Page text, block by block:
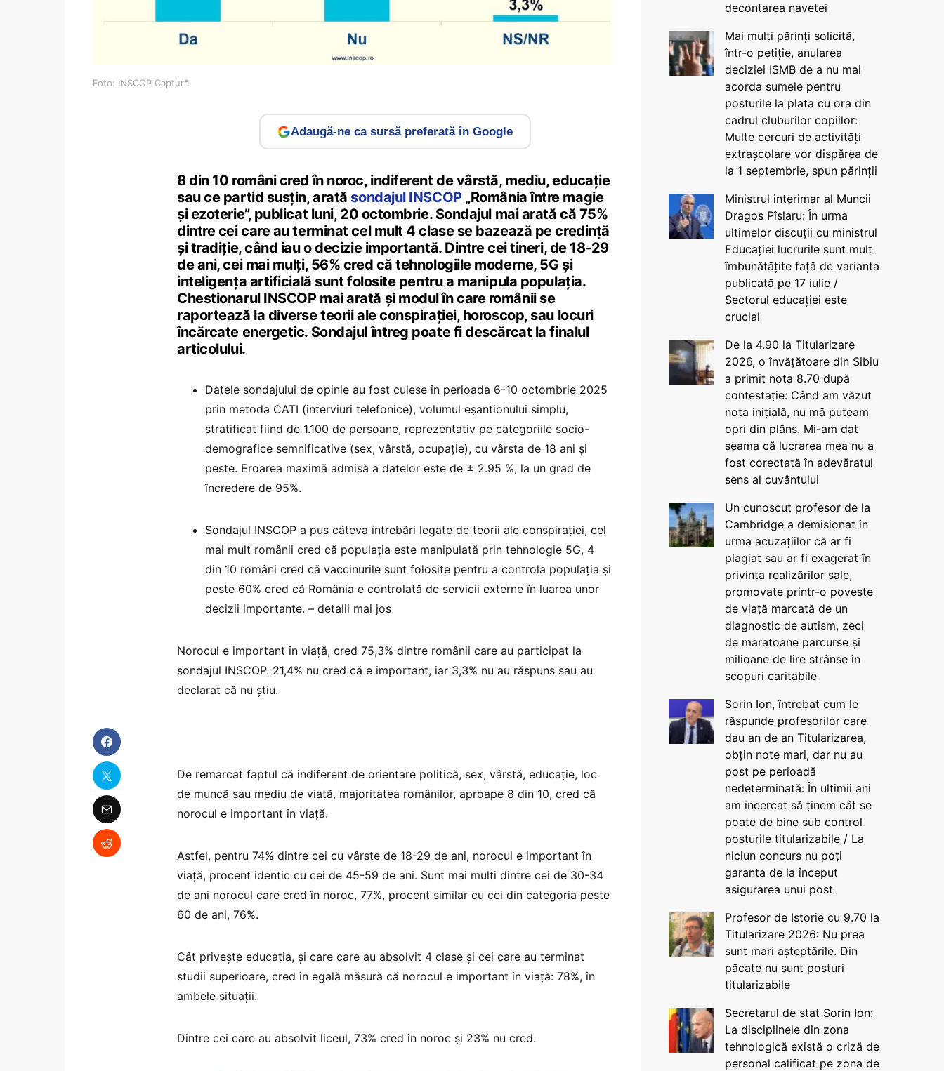
Foto: INSCOP Captură
Adaugă-ne ca sursă preferată în Google
8 din 10 români cred în noroc, indiferent de vârstă, mediu, educație
sau ce partid susțin, arată sondajul INSCOP„România între magie
și ezoterie”, publicat luni, 20 octombrie. Sondajul mai arată că 75%
dintre cei care au terminat cel mult 4 clase se bazează pe credință
și tradiție, când iau o decizie importantă. Dintre cei tineri, de 18-29
de ani, cei mai mulți, 56% cred că tehnologiile moderne, 5G și
inteligența artificială sunt folosite pentru a manipula populația.
Chestionarul INSCOP mai arată și modul în care românii se
raportează la diverse teorii ale conspirației, horoscop, sau locuri
încărcate energetic. Sondajul întreg poate fi descărcat la finalul
articolului.
Datele sondajului de opinie au fost culese în perioada 6-10 octombrie 2025
prin metoda CATI (interviuri telefonice), volumul eșantionului simplu,
stratificat fiind de 1.100 de persoane, reprezentativ pe categoriile socio-
demografice semnificative (sex, vârstă, ocupație), cu vârsta de 18 ani și
peste. Eroarea maximă admisă a datelor este de ± 2.95 %, la un grad de
încredere de 95%.
Sondajul INSCOP a pus câteva întrebări legate de teorii ale conspirației, cel
mai mult românii cred că populația este manipulată prin tehnologie 5G, 4
din 10 români cred că vaccinurile sunt folosite pentru a controla populația și
peste 60% cred că România e controlată de servicii externe în luarea unor
decizii importante. – detalii mai jos
Norocul e important în viață, cred 75,3% dintre românii care au participat la
sondajul INSCOP. 21,4% nu cred că e important, iar 3,3% nu au răspuns sau au
declarat că nu știu.
De remarcat faptul că indiferent de orientare politică, sex, vârstă, educație, loc
de muncă sau mediu de viață, majoritatea românilor, aproape 8 din 10, cred că
norocul e important în viață.
Astfel, pentru 74% dintre cei cu vârste de 18-29 de ani, norocul e important în
viață, procent identic cu cei de 45-59 de ani. Sunt mai multi dintre cei de 30-34
de ani norocul care cred în noroc, 77%, procent similar cu cei din categoria peste
60 de ani, 76%.
Cât privește educația, și care care au absolvit 4 clase și cei care au terminat
studii superioare, cred în egală măsură că norocul e important în viață: 78%, în
ambele situații.
Dintre cei care au absolvit liceul, 73% cred în noroc și 23% nu cred.
decontarea navetei
Mai mulți părinți solicită,
într-o petiție, anularea
deciziei ISMB de a nu mai
acorda sumele pentru
posturile la plata cu ora din
cadrul cluburilor copiilor:
Multe cercuri de activități
extrașcolare vor dispărea de
la 1 septembrie, spun părinții
Ministrul interimar al Muncii
Dragos Pîslaru: În urma
ultimelor discuții cu ministrul
Educației lucrurile sunt mult
îmbunătățite față de varianta
publicată pe 17 iulie /
Sectorul educației este
crucial
De la 4.90 la Titularizare
2026, o învățătoare din Sibiu
a primit nota 8.70 după
contestație: Când am văzut
nota inițială, nu mă puteam
opri din plâns. Mi-am dat
seama că lucrarea mea nu a
fost corectată în adevăratul
sens al cuvântului
Un cunoscut profesor de la
Cambridge a demisionat în
urma acuzațiilor că ar fi
plagiat sau ar fi exagerat în
privința realizărilor sale,
promovate printr-o poveste
de viață marcată de un
diagnostic de autism, zeci
de maratoane parcurse și
milioane de lire strânse în
scopuri caritabile
Sorin Ion, întrebat cum le
răspunde profesorilor care
dau an de an Titularizarea,
obțin note mari, dar nu au
post pe perioadă
nedeterminată: În ultimii ani
am încercat să ținem cât se
poate de bine sub control
posturile titularizabile / La
niciun concurs nu poți
garanta de la început
asigurarea unui post
Profesor de Istorie cu 9.70 la
Titularizare 2026: Nu prea
sunt mari așteptările. Din
păcate nu sunt posturi
titularizabile
Secretarul de stat Sorin Ion:
La disciplinele din zona
tehnologică există o criză de
personal calificat pe zona de